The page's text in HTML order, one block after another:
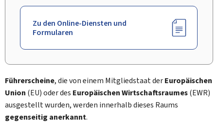
Zu den Online-Diensten und
Formularen
Führerscheine, die von einem Mitgliedstaat derEuropäischen
Union (EU) oder des Europäischen Wirtschaftsraumes(EWR)
ausgestellt wurden, werden innerhalb dieses Raums
gegenseitig anerkannt.